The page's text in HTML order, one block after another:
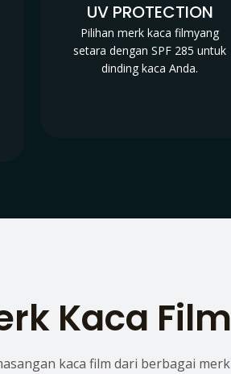
UV PROTECTION
Pilihan merk kaca filmyang
setara dengan SPF 285 untuk
dinding kaca Anda.
Kaca Film
kaca film dari berbagai merk